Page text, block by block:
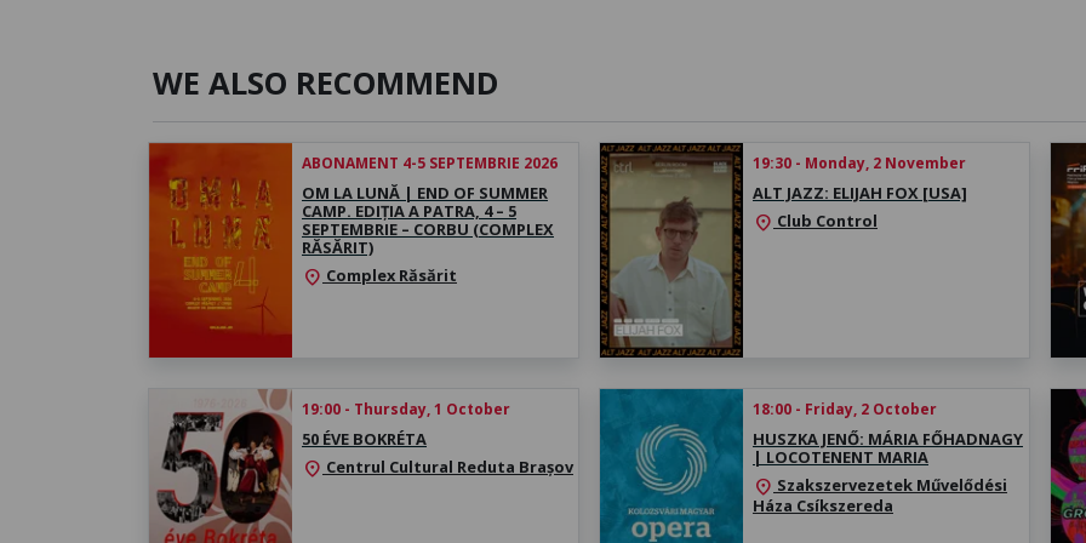
WE ALSO RECOMMEND
ABONAMENT 4-5 SEPTEMBRIE 2026
OM LA LUNĂ | END OF SUMMER
CAMP. EDIȚIA A PATRA, 4 – 5
SEPTEMBRIE – CORBU (COMPLEX
RĂSĂRIT)
location_on Complex Răsărit
19:30 - Monday, 2 November
ALT JAZZ: ELIJAH FOX [USA]
location_on Club Control
19:00 - Thursday, 1 October
50 ÉVE BOKRÉTA
location_on Centrul Cultural Reduta Brașov
18:00 - Friday, 2 October
HUSZKA JENŐ: MÁRIA FŐHADNAGY
| LOCOTENENT MARIA
location_on Szakszervezetek Művelődési
Háza Csíkszereda